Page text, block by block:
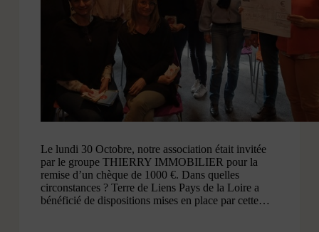
Le lundi 30 Octobre, notre association était invitée
par le groupe THIERRY IMMOBILIER pour la
remise d’un chèque de 1000 €. Dans quelles
circonstances ? Terre de Liens Pays de la Loire a
bénéficié de dispositions mises en place par cette…